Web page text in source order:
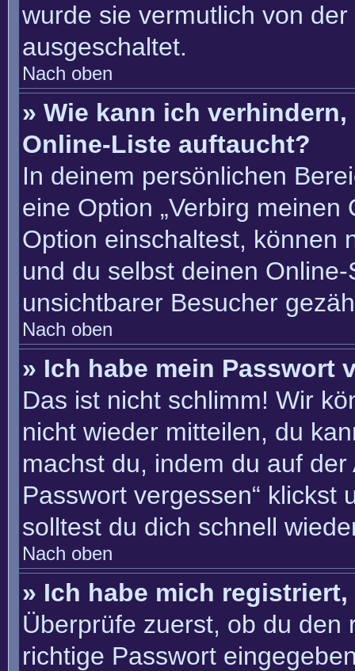
wurde sie vermutlich von
ausgeschaltet.
Nach oben
» Wie kann ich
Online-Liste auftaucht?
In deinem persönlichen
eine Option „Verbirg meinen
Option einschaltest, können
und du selbst deinen
unsichtbarer Besucher
Nach oben
» Ich habe mein Passwort
Das ist nicht schlimm! Wir
nicht wieder mitteilen, du
machst du, indem du auf
Passwort vergessen“ klickst
solltest du dich schnell
Nach oben
» Ich habe mich
Überprüfe zuerst, ob du den
richtige Passwort